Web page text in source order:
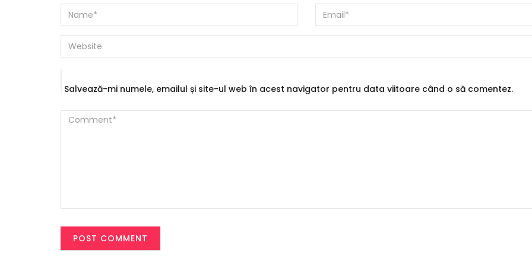
Salvează-mi numele, emailul și site-ul web în acest navigator pentru data viitoare când o să comentez.